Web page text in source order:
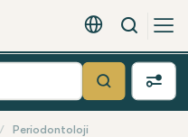
Türkçe - EUR
Arama
Ara
Periodontoloji